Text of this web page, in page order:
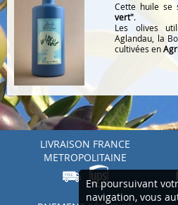
Cette huile se
vert".
Les olives
Aglandau, la
cultivées en
2.15.1.0
LIVRAISON FRANCE
METROPOLITAINE
En poursuivant
navigation, vous